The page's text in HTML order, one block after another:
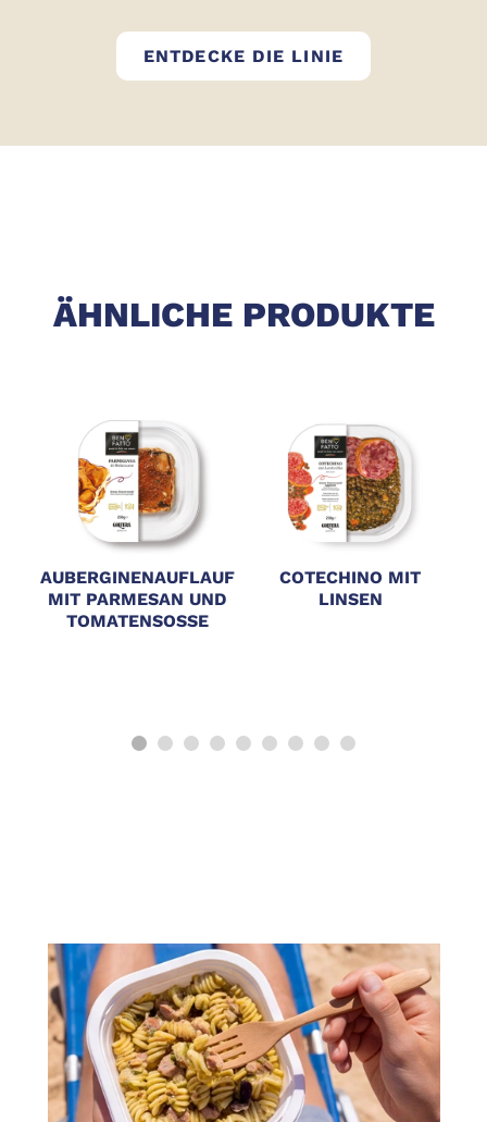
ENTDECKE DIE LINIE
ÄHNLICHE PRODUKTE
AUBERGINENAUFLAUF
MIT PARMESAN UND
TOMATENSOSSE
COTECHINO MIT
LINSEN